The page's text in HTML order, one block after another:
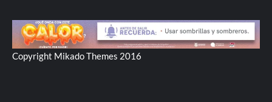
Copyright Mikado Themes 2016